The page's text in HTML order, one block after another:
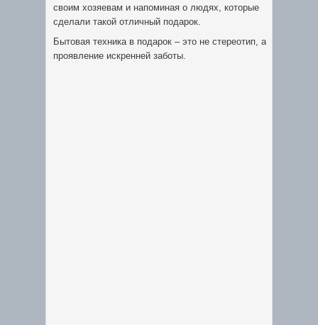
своим хозяевам и напоминая о людях, которые
сделали такой отличный подарок.
Бытовая техника в подарок – это не стереотип, а
проявление искренней заботы.